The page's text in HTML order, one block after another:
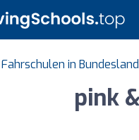
Fahrschulen in
pink